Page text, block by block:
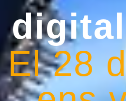
El 28